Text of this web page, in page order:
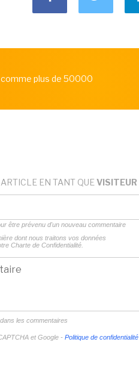
plus de 50000
EN TANT QUE VISITEUR
être prévenu d'un nouveau commentaire
dont nous traitons vos données
Charte de Confidentialité.
les commentaires
et Google - Politique de confidentialité